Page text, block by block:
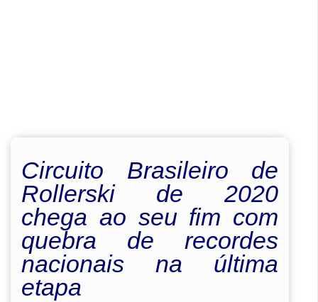
Circuito Brasileiro de
Rollerski de 2020
chega ao seu fim com
quebra de recordes
nacionais na última
etapa